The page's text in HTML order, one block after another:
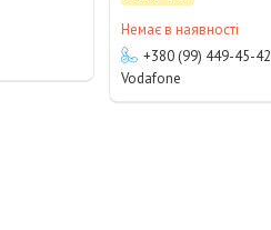
Немає в наявності
+380 (99) 449-45-42
Vodafone